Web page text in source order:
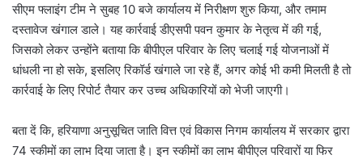
सीएम फ्लाइंग टीम ने सुबह 10 बजे कार्यालय में निरीक्षण शुरु किया, और तमाम
दस्तावेज खंगाल डाले। यह कार्रवाई डीएसपी पवन कुमार के नेतृत्व में की गई,
जिसको लेकर उन्होंने बताया कि बीपीएल परिवार के लिए चलाई गई योजनाओं में
धांधली ना हो सके, इसलिए रिकॉर्ड खंगाले जा रहे हैं, अगर कोई भी कमी मिलती है तो
कार्रवाई के लिए रिपोर्ट तैयार कर उच्च अधिकारियों को भेजी जाएगी।
बता दें कि, हरियाणा अनुसूचित जाति वित्त एवं विकास निगम कार्यालय में सरकार द्वारा
74 स्कीमों का लाभ दिया जाता है। इन स्कीमों का लाभ बीपीएल परिवारों या फिर